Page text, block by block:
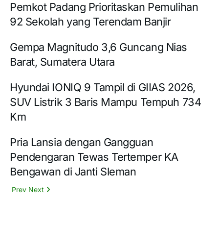
Pemkot Padang Prioritaskan Pemulihan
92 Sekolah yang Terendam Banjir
Gempa Magnitudo 3,6 Guncang Nias
Barat, Sumatera Utara
Hyundai IONIQ 9 Tampil di GIIAS 2026,
SUV Listrik 3 Baris Mampu Tempuh 734
Km
Pria Lansia dengan Gangguan
Pendengaran Tewas Tertemper KA
Bengawan di Janti Sleman
Prev Next